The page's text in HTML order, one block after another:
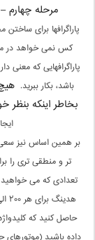
مرحله چهارم
پاراگرافها برای
کس نمی خواهد در
پاراگرافهایی که معنی
باشد، بکار ببرید.
بخاطر اینکه بنظر
بر همین اساس نیز
تر و منطقی تری را
تعدادی که می
حاصل کنید که